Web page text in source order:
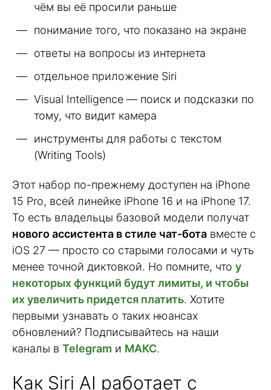
чём вы её просили раньше
понимание того, что показано на экране
ответы на вопросы из интернета
отдельное приложение Siri
Visual Intelligence — поиск и подсказки по
тому, что видит камера
инструменты для работы с текстом
(Writing Tools)
Этот набор по-прежнему доступен на iPhone
15 Pro, всей линейке iPhone 16 и на iPhone 17.
То есть владельцы базовой модели получат
нового ассистента в стиле чат-бота вместе с
iOS 27 — просто со старыми голосами и чуть
менее точной диктовкой. Но помните, что у
некоторых функций будут лимиты, и чтобы
их увеличить придется платить. Хотите
первыми узнавать о таких нюансах
обновлений? Подписывайтесь на наши
каналы в Telegram и МАКС.
Как Siri AI работает с